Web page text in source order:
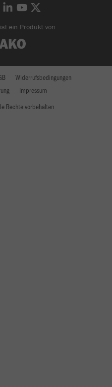
ein Produkt von
Rechte vorbehalten
Widerrufsbedingungen
Impressum